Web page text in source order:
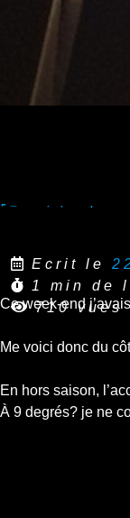
[Reel
Ecrit le
1 min de
710 vues
Ce week-end
Me voici donc du
En hors saison,
À 9 degrés? je ne